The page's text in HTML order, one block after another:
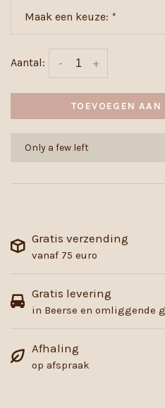
Maak een keuze: *
Aantal: +
-
TOEVOEGEN
Only a few left
Gratis verzending
vanaf 75 euro
Gratis levering
in Beerse en omliggende
Afhaling
op afspraak